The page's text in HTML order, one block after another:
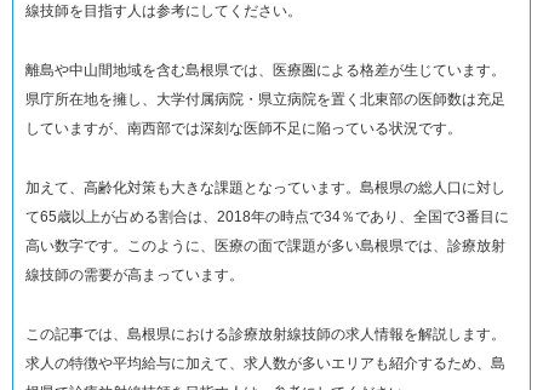
線技師を目指す人は参考にしてください。
離島や中山間地域を含む島根県では、医療圏による格差が生じています。
県庁所在地を擁し、大学付属病院・県立病院を置く北東部の医師数は充足
していますが、南西部では深刻な医師不足に陥っている状況です。
加えて、高齢化対策も大きな課題となっています。島根県の総人口に対し
て65歳以上が占める割合は、2018年の時点で34％であり、全国で3番目に
高い数字です。このように、医療の面で課題が多い島根県では、診療放射
線技師の需要が高まっています。
この記事では、島根県における診療放射線技師の求人情報を解説します。
求人の特徴や平均給与に加えて、求人数が多いエリアも紹介するため、島